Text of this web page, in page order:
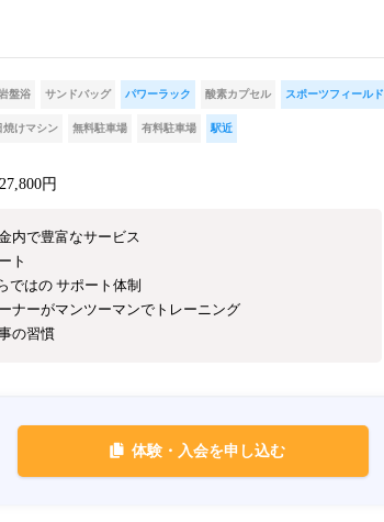
盤浴 サンドバッグ パワーラック 酸素カプセル スポーツフィールド
焼けマシン 無料駐車場 有料駐車場 駅近
円
内で豊富なサービス
ト
ではの サポート体制
ナーがマンツーマンでトレーニング
の習慣
体験・入会を申し込む